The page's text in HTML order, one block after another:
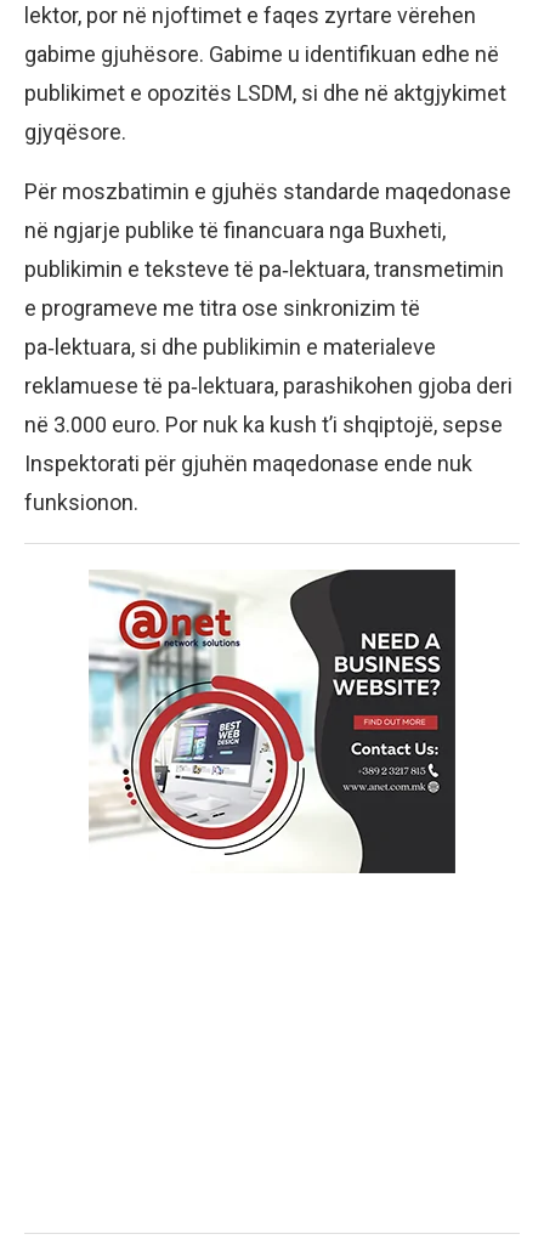
lektor, por në njoftimet e faqes zyrtare vërehen
gabime gjuhësore. Gabime u identifikuan edhe në
publikimet e opozitës LSDM, si dhe në aktgjykimet
gjyqësore.
Për moszbatimin e gjuhës standarde maqedonase
në ngjarje publike të financuara nga Buxheti,
publikimin e teksteve të pa‑lektuara, transmetimin
e programeve me titra ose sinkronizim të
pa‑lektuara, si dhe publikimin e materialeve
reklamuese të pa‑lektuara, parashikohen gjoba deri
në 3.000 euro. Por nuk ka kush t’i shqiptojë, sepse
Inspektorati për gjuhën maqedonase ende nuk
funksionon.